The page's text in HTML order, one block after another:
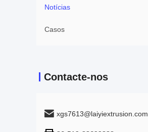
Notícias
Casos
Contacte-nos
xgs7613@laiyiextrusion.com